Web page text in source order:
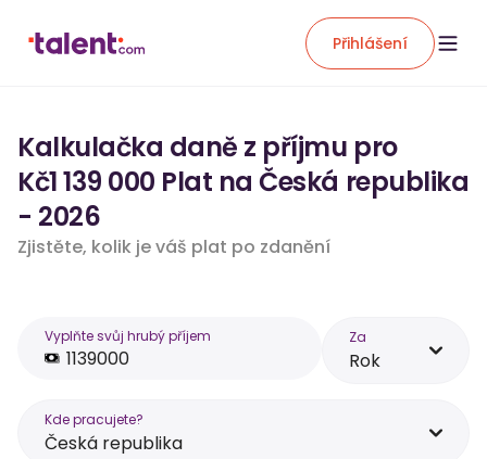
Přihlášení
Kalkulačka daně z příjmu pro
Kč1 139 000 Plat na Česká republika
- 2026
Zjistěte, kolik je váš plat po zdanění
Vyplňte svůj hrubý příjem Za
Rok
Kde pracujete?
Česká republika